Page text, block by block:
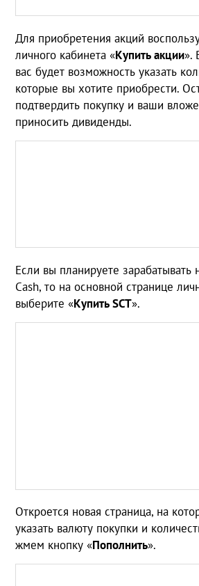
Для приобретения акций
личного кабинета «Купить акции».
вас будет возможность указать
которые вы хотите приобрести.
подтвердить покупку и ваши
приносить дивиденды.
Если вы планируете зарабатывать
Cash, то на основной странице
выберите «КупитьSCT».
Откроется новая страница, на
указать валюту покупки и
жмем кнопку «Пополнить».